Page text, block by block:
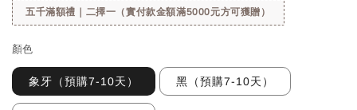
五千滿額禮｜二擇一（實付款金額滿5000元方可獲贈）
顏色
象牙（預購7-10天） 黑（預購7-10天）